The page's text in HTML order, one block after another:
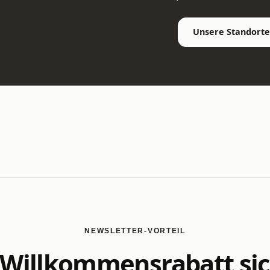
Unsere Standorte
NEWSLETTER-VORTEIL